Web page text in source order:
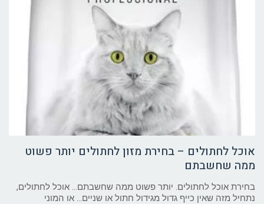
אוכל לחתולים – בחירת מזון לחתולים יותר פשוט
ממה שחשבתם
בחירת אוכל לחתולים. יותר פשוט ממה שחשבתם… אוכל לחתולים,
נתחיל מזה שאין כייף גדול מגידול חתול או שניים… או המוני